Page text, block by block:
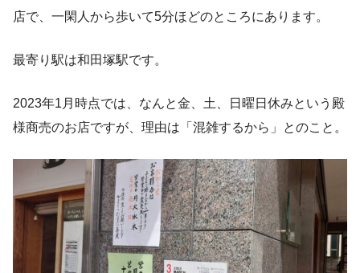
店で、一閑人から歩いて5分ほどのところにあります。
最寄り駅は和田塚駅です。
2023年1月時点では、なんと金、土、日曜日休みという殿
様商売のお店ですが、理由は「混雑するから」とのこと。